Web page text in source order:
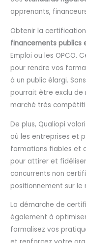
apprenants,
Obtenir la
financements publics
Emploi ou les OPCO.
pour rendre vos
à un public élargi.
pourrait être exclu de
marché très
De plus, Qualiopi
où les entreprises et
formations fiables et
pour attirer et
concurrents non
positionnement sur le
La démarche de
également à
formalisez vos